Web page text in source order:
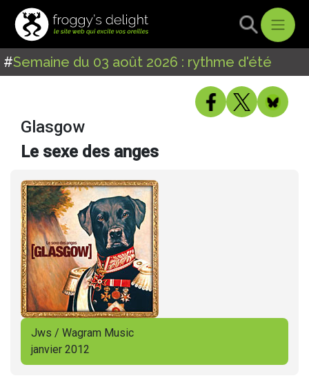
#Semaine du 03 août 2026 : rythme d'été
Glasgow
Le sexe des anges
Jws / Wagram Music
janvier 2012